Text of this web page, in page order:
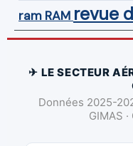
ram RAM revue
✈ LE SECTEUR
Données 2025-
GIMAS